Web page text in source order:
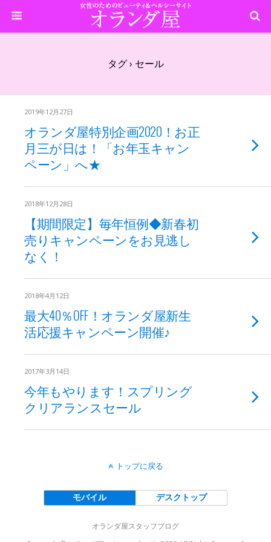
タグ › セール
2019年12月27日
オランダ屋特別企画2020！お正
月三が日は！「お年玉キャン
ペーン」へ★
2018年12月28日
【期間限定】毎年恒例◆新春初
売りキャンペーンをお見逃し
なく！
2018年4月12日
最大40％OFF！オランダ屋新生
活応援キャンペーン開催♪
2017年3月14日
今年もやります！スプリング
クリアランスセール
トップに戻る
モバイル デスクトップ
オランダ屋スタッフブログ